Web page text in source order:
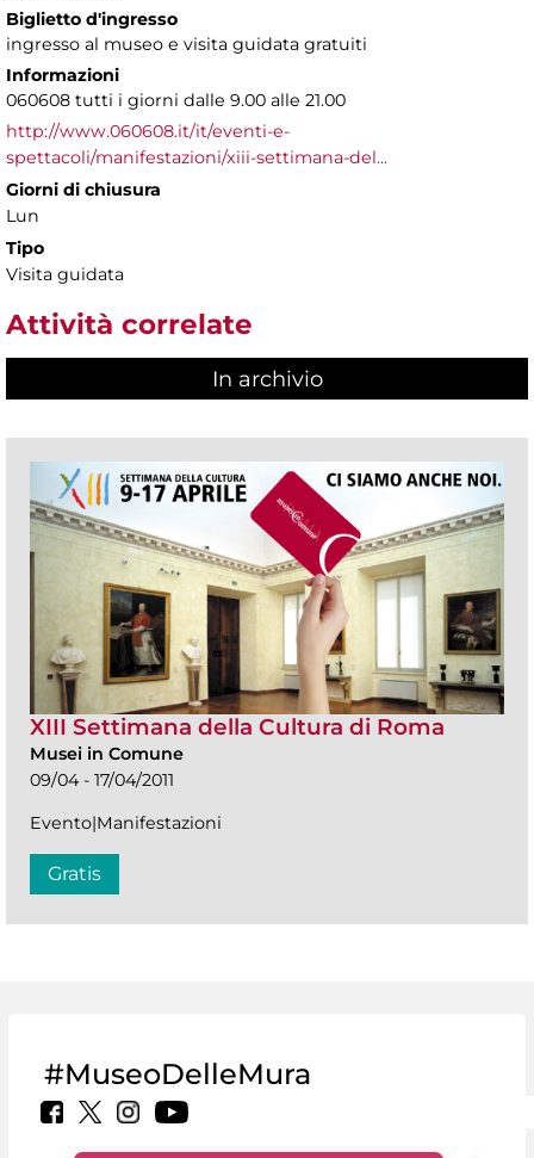
Biglietto d'ingresso
ingresso al museo e visita guidata gratuiti
Informazioni
060608 tutti i giorni dalle 9.00 alle 21.00
http://www.060608.it/it/eventi-e-
spettacoli/manifestazioni/xiii-settimana-del...
Giorni di chiusura
Lun
Tipo
Visita guidata
Attività correlate
In archivio
XIII Settimana della Cultura di Roma
Musei in Comune
09/04 - 17/04/2011
Evento|Manifestazioni
Gratis
#MuseoDelleMura